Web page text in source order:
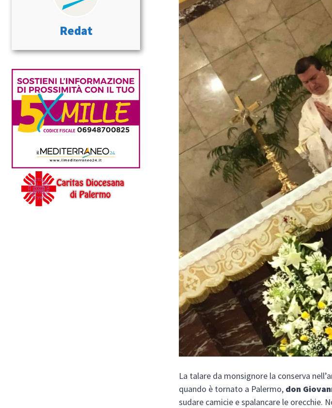
Redat
La talare da monsignore la conserva
quando è tornato a Palermo, don
sudare camicie e spalancare le orecchie.